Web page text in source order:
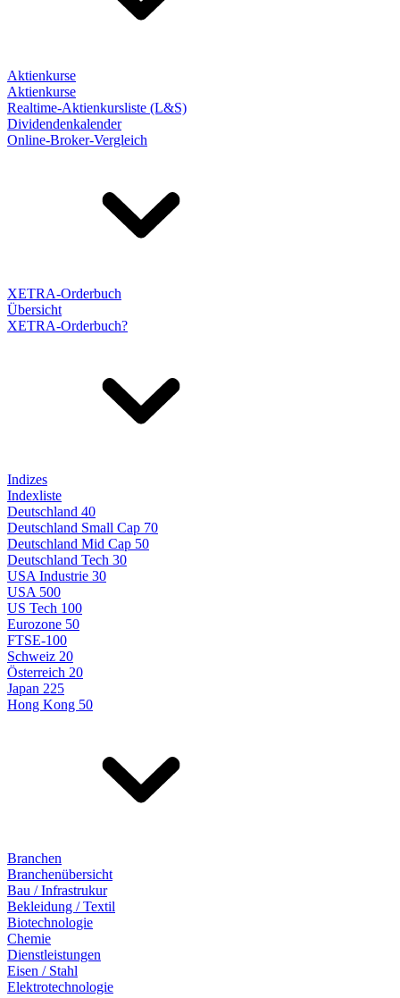
Aktienkurse
Aktienkurse
Realtime-Aktienkursliste (L&S)
Dividendenkalender
Online-Broker-Vergleich
XETRA-Orderbuch
Übersicht
XETRA-Orderbuch?
Indizes
Indexliste
Deutschland 40
Deutschland Small Cap 70
Deutschland Mid Cap 50
Deutschland Tech 30
USA Industrie 30
USA 500
US Tech 100
Eurozone 50
FTSE-100
Schweiz 20
Österreich 20
Japan 225
Hong Kong 50
Branchen
Branchenübersicht
Bau / Infrastrukur
Bekleidung / Textil
Biotechnologie
Chemie
Dienstleistungen
Eisen / Stahl
Elektrotechnologie